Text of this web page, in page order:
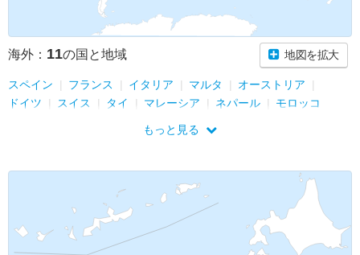
海外： 11の国と地域 地図を拡大
スペイン フランス イタリア マルタ
オーストリア
ドイツ
スイス タイ マレーシア ネパール モロッコ
もっと見る